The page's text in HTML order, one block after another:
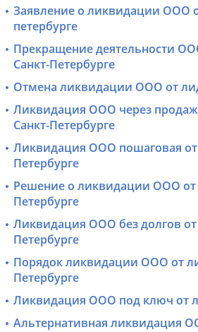
Заявление о ликвидации ООО
петербурге
Прекращение деятельности
Санкт-Петербурге
Отмена ликвидации ООО от
Ликвидация ООО через
Санкт-Петербурге
Ликвидация ООО пошаговая от
Петербурге
Решение о ликвидации ООО от
Петербурге
Ликвидация ООО без долгов от
Петербурге
Порядок ликвидации ООО от
Петербурге
Ликвидация ООО под ключ от
Альтернативная ликвидация